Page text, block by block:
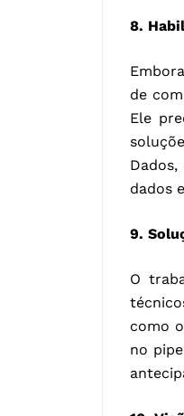
8.
de
Ele
dados
9.
O
como
no